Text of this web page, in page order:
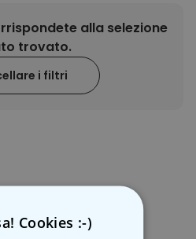
volte
con
Comprato
più di 1.200
alla selezione
trovato.
i filtri
Cookies :-)